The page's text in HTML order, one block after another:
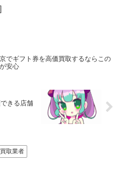
でギフト券を高価買取するならこの
安心
きる店舗
取業者